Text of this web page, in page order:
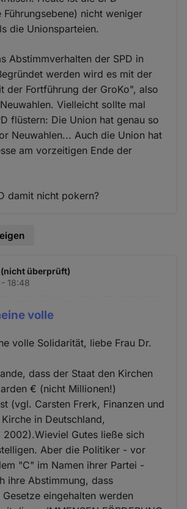
Führungsebene) nicht weniger
die Unionsparteien.
Abstimmverhalten der SPD in
werden wird es mit der
der Fortführung der GroKo", also
Vielleicht sollte mal
flüstern: Die Union hat genau so
Neuwahlen... Auch die Union hat
am vorzeitigen Ende der
damit nicht pokern?
(nicht überprüft)
18:48
volle
volle Solidarität, liebe Frau Dr.
dass der Staat den Kirchen
€ (nicht Millionen!)
(vgl. Carsten Frerk, Finanzen und
in Deutschland,
2002).Wieviel Gutes ließe sich
Aber die Politiker - vor
"C" im Namen ihrer Partei -
ihre Abstimmung, dass
eingehalten werden